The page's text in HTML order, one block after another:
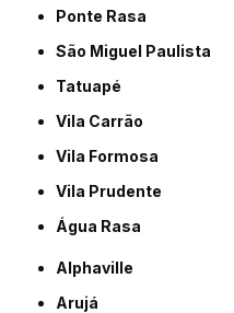
Ponte Rasa
São Miguel Paulista
Tatuapé
Vila Carrão
Vila Formosa
Vila Prudente
Água Rasa
Alphaville
Arujá